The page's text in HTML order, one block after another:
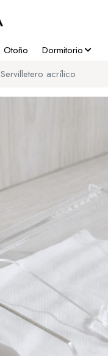
Otoño Dormitorio
Servilletero acrílico